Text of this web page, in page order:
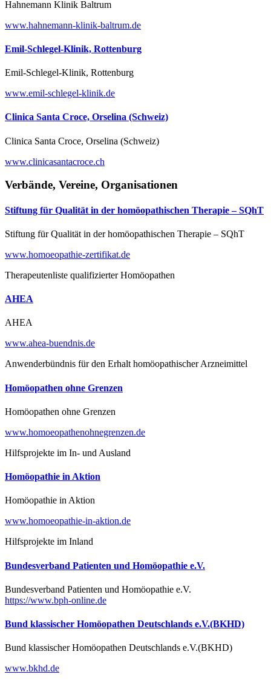
Hahnemann Klinik Baltrum
www.hahnemann-klinik-baltrum.de
Emil-Schlegel-Klinik, Rottenburg
Emil-Schlegel-Klinik, Rottenburg
www.emil-schlegel-klinik.de
Clinica Santa Croce, Orselina (Schweiz)
Clinica Santa Croce, Orselina (Schweiz)
www.clinicasantacroce.ch
Verbände, Vereine, Organisationen
Stiftung für Qualität in der homöopathischen Therapie – SQhT
Stiftung für Qualität in der homöopathischen Therapie – SQhT
www.homoeopathie-zertifikat.de
Therapeutenliste qualifizierter Homöopathen
AHEA
AHEA
www.ahea-buendnis.de
Anwenderbündnis für den Erhalt homöopathischer Arzneimittel
Homöopathen ohne Grenzen
Homöopathen ohne Grenzen
www.homoeopathenohnegrenzen.de
Hilfsprojekte im In- und Ausland
Homöopathie in Aktion
Homöopathie in Aktion
www.homoeopathie-in-aktion.de
Hilfsprojekte im Inland
Bundesverband Patienten und Homöopathie e.V.
Bundesverband Patienten und Homöopathie e.V.
https://www.bph-online.de
Bund klassischer Homöopathen Deutschlands e.V.(BKHD)
Bund klassischer Homöopathen Deutschlands e.V.(BKHD)
www.bkhd.de